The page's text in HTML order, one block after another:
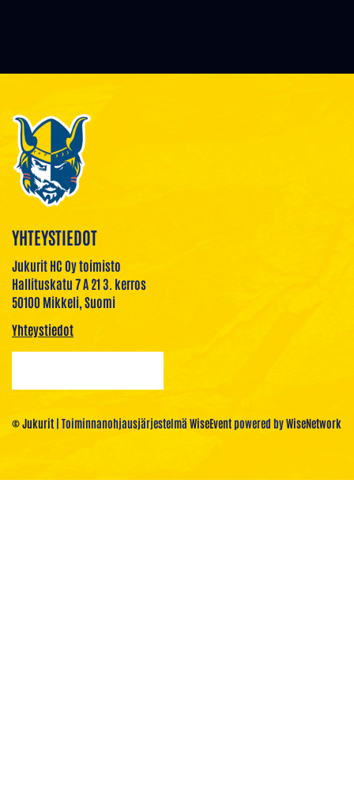
YHTEYSTIEDOT
Jukurit HC Oy toimisto
Hallituskatu 7 A 21 3. kerros
50100 Mikkeli, Suomi
Yhteystiedot
© Jukurit | Toiminnanohjausjärjestelmä WiseEventpowered byWiseNetwork